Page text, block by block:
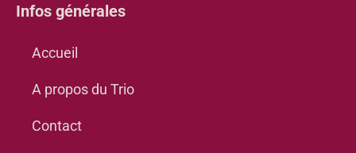
Infos générales
Accueil
A propos du Trio
Contact